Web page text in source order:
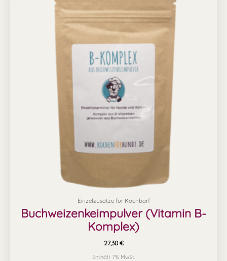
Einzelzusätze für Kochbarf
Buchweizenkeimpulver (Vitamin B-
Komplex)
27,30€
Enthält 7% MwSt.